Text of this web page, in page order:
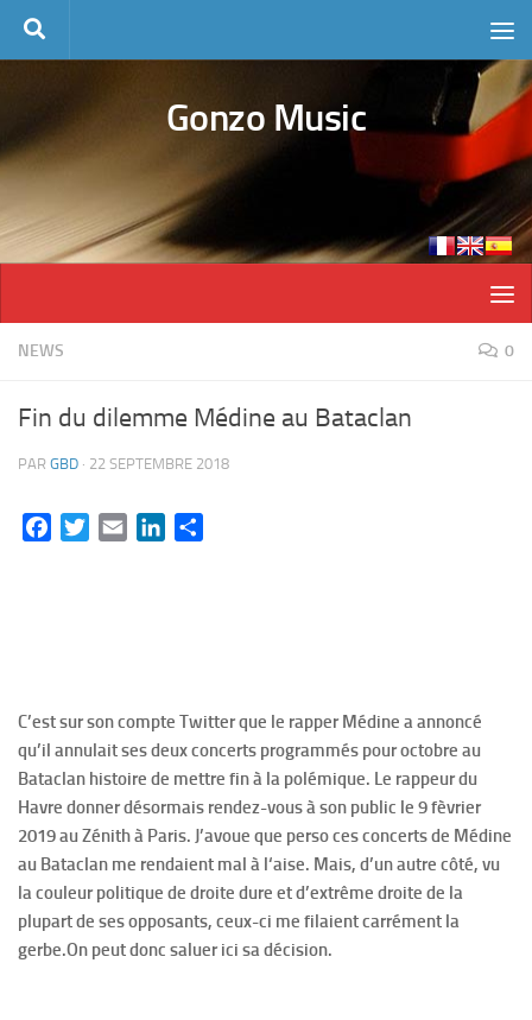
Skip to content
Gonzo Music
NEWS 0
Fin du dilemme Médine au Bataclan
PAR GBD · 22 SEPTEMBRE 2018
FacebookTwitterEmail LinkedIn
C’est sur son compte Twitter que le rapper Médine a annoncé
qu’il annulait ses deux concerts programmés pour octobre au
Bataclan histoire de mettre fin à la polémique. Le rappeur du
Havre donner désormais rendez-vous à son public le 9 fèvrier
2019 au Zénith à Paris. J’avoue que perso ces concerts de Médine
au Bataclan me rendaient mal à l‘aise. Mais, d’un autre côté, vu
la couleur politique de droite dure et d’extrême droite de la
plupart de ses opposants, ceux-ci me filaient carrément la
gerbe.On peut donc saluer ici sa décision.